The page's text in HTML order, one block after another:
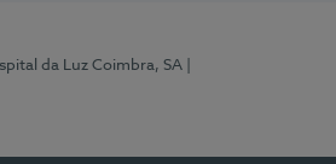
da Luz Coimbra, SA